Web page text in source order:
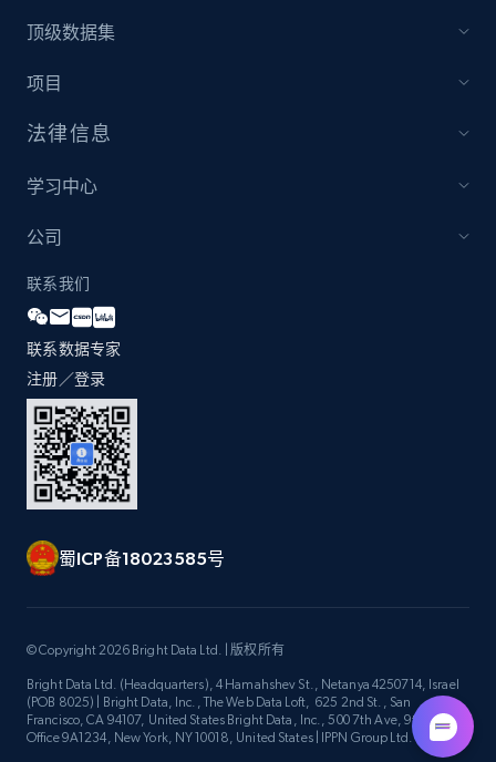
more.
Category id, Product id, Product name, Price,
more.
1.2K+
Best Buy products
URL, Product id, Title, Images, Final price,
Currency, Discount, Initial price, and more.
Best Buy products - Collect data on
products using specified keywords
URL, Product id, Title, Images, Final price,
顶级数据集
项目
法律信息
学习中心
公司
联系我们
联系数据专家
注册／登录
蜀ICP备18023585号
© Copyright 2026 Bright Data Ltd. | 版权所有
Bright Data Ltd. (Headquarters), 4 Hamahshev St., Netanya 4250714, Israel
(POB 8025) | Bright Data, Inc., The Web Data Loft, 625 2nd St., San
Francisco, CA 94107, United States Bright Data, Inc., 500 7th Ave, 9th Floor
Office 9A1234, New York, NY 10018, United States | IPPN Group Ltd.